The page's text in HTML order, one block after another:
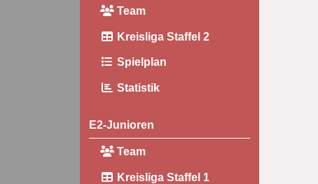
Team
Kreisliga Staffel 2
Spielplan
Statistik
E2-Junioren
Team
Kreisliga Staffel 1